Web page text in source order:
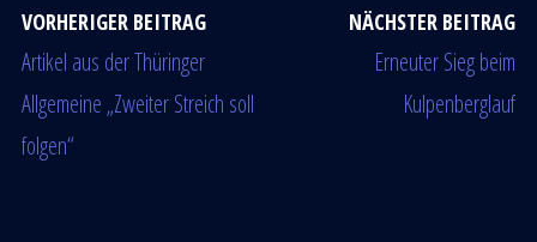
VORHERIGER BEITRAG
Artikel aus der Thüringer
Allgemeine „Zweiter Streich soll
folgen“
NÄCHSTER BEITRAG
Erneuter Sieg beim
Kulpenberglauf